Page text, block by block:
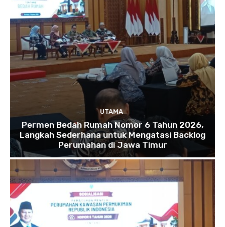
UTAMA
Permen Bedah Rumah Nomor 6 Tahun 2026,
Langkah Sederhana untuk Mengatasi Backlog
Perumahan di Jawa Timur